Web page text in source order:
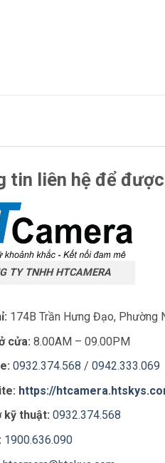
tin liên hệ để
TY TNHH HTCAMERA
174B Trần Hưng Đạo, Phường
cửa: 8.00AM – 09.00PM
0932.374.568 / 0942.333.069
https://
kỹ thuật: 0932.374.568
1900.636.090